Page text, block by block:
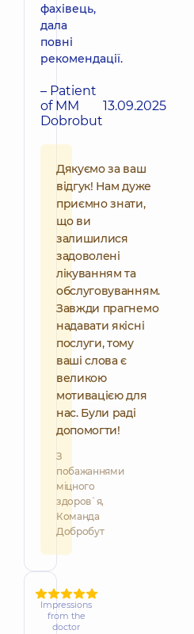
фахівець,
дала
повні
рекомендації.
– Patient
of MM
Dobrobut
13.09.2025
Дякуємо за ваш
відгук! Нам дуже
приємно знати,
що ви
залишилися
задоволені
лікуванням та
обслуговуванням.
Завжди прагнемо
надавати якісні
послуги, тому
ваші слова є
великою
мотивацією для
нас. Були раді
допомогти!
З
побажаннями
міцного
здоров`я,
Команда
Добробут
Impressions
from the
doctor